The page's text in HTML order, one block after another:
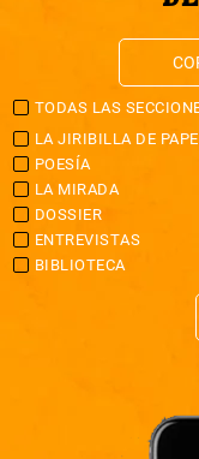
TODAS LAS
LA JIRIBILLA DE
POESÍA
LA MIRADA
DOSSIER
ENTREVISTAS
BIBLIOTECA